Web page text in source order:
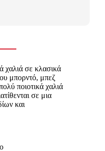
χαλιά σε κλασικά
μπορντό, μπεζ
ποιοτικά χαλιά
σε μια
και